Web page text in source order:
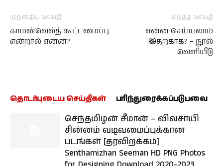
முந்தைய செய்தி
காமன்வெல்த் கூட்டமைப்பு
என்றால் என்ன?
அடுத்த செய்தி
என்ன செய்யலாம்
இதற்காக? – நூல்
வெளியீடு
தொடர்புடைய செய்திகள் பரிந்துரைக்கப்படுபவை
செந்தமிழன் சீமான் – விவசாயி
சின்னம் வடிவமைப்புக்கான
படங்கள் [தரவிறக்கம்]
Senthamizhan Seeman HD PNG Photos